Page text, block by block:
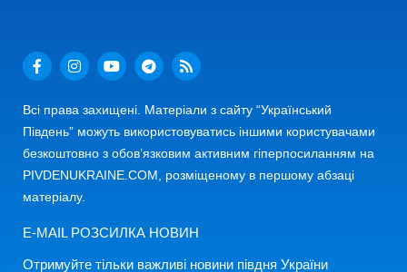
Всі права захищені. Матеріали з сайту “Український
Південь” можуть використовуватись іншими користувачами
безкоштовно з обов’язковим активним гіперпосиланням на
PIVDENUKRAINE.COM, розміщеному в першому абзаці
матеріалу.
E-MAIL РОЗСИЛКА НОВИН
Отримуйте тільки важливі новини півдня України